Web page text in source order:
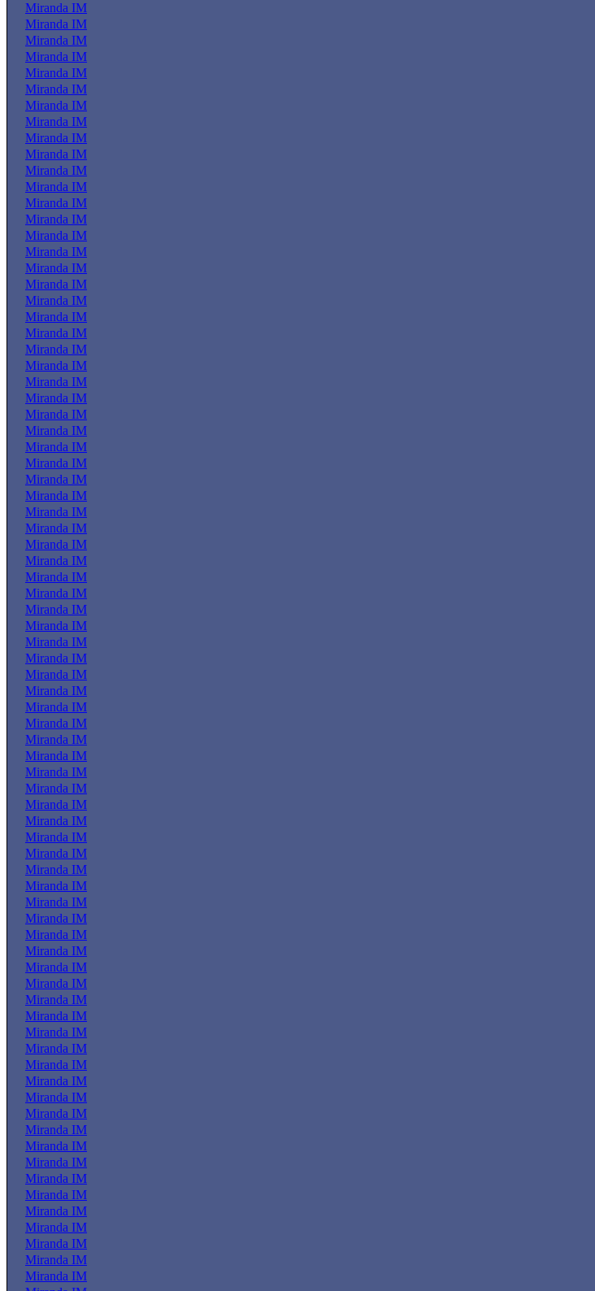
Miranda IM
Miranda IM
Miranda IM
Miranda IM
Miranda IM
Miranda IM
Miranda IM
Miranda IM
Miranda IM
Miranda IM
Miranda IM
Miranda IM
Miranda IM
Miranda IM
Miranda IM
Miranda IM
Miranda IM
Miranda IM
Miranda IM
Miranda IM
Miranda IM
Miranda IM
Miranda IM
Miranda IM
Miranda IM
Miranda IM
Miranda IM
Miranda IM
Miranda IM
Miranda IM
Miranda IM
Miranda IM
Miranda IM
Miranda IM
Miranda IM
Miranda IM
Miranda IM
Miranda IM
Miranda IM
Miranda IM
Miranda IM
Miranda IM
Miranda IM
Miranda IM
Miranda IM
Miranda IM
Miranda IM
Miranda IM
Miranda IM
Miranda IM
Miranda IM
Miranda IM
Miranda IM
Miranda IM
Miranda IM
Miranda IM
Miranda IM
Miranda IM
Miranda IM
Miranda IM
Miranda IM
Miranda IM
Miranda IM
Miranda IM
Miranda IM
Miranda IM
Miranda IM
Miranda IM
Miranda IM
Miranda IM
Miranda IM
Miranda IM
Miranda IM
Miranda IM
Miranda IM
Miranda IM
Miranda IM
Miranda IM
Miranda IM